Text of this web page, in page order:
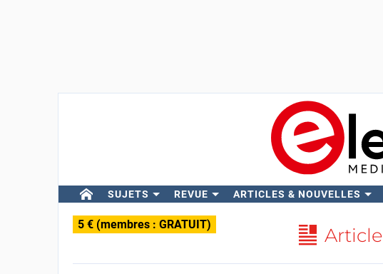
SUJETS REVUE ARTICLES & NOUVELLES
5 € (membres : GRATUIT) Article